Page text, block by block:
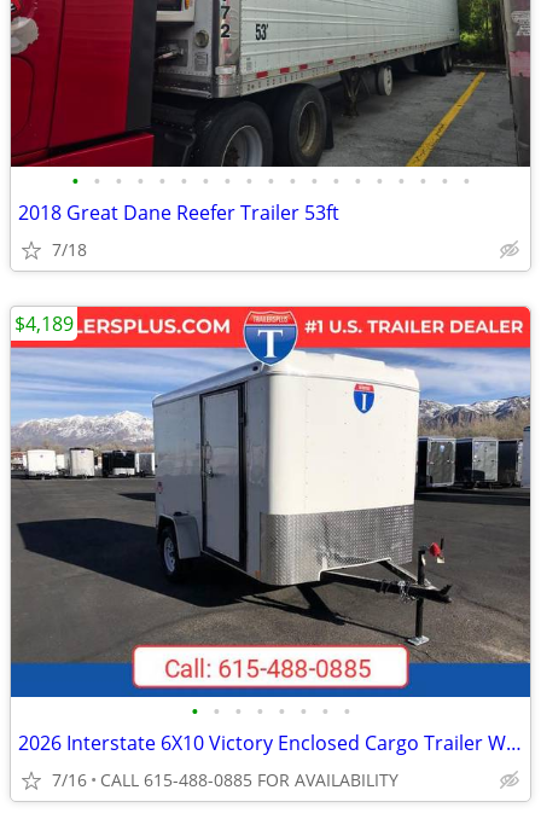
• • • • • • • • • • • • • • • • • • •
2018 Great Dane Reefer Trailer 53ft
7/18
• • • • • • • •
2026 Interstate 6X10 Victory Enclosed Cargo Trailer White
7/16 CALL 615-488-0885 FOR AVAILABILITY
$4,189